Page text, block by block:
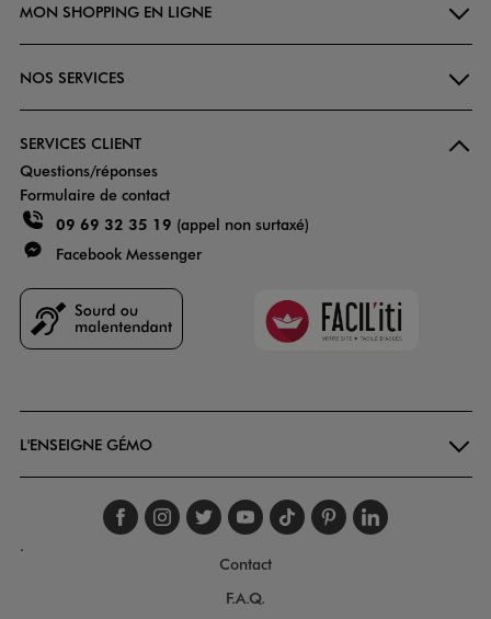
MON SHOPPING EN LIGNE
NOS SERVICES
SERVICES CLIENT
Questions/réponses
Formulaire de contact
09 69 32 35 19 (appel non surtaxé)
Facebook Messenger
Faciliti
L'ENSEIGNE GÉMO
Suivez-nous sur
Suivez-nous sur
Suivez-nous sur
Suivez-nous
Suivez-nous
Suivez-
.
Contact
F.A.Q.